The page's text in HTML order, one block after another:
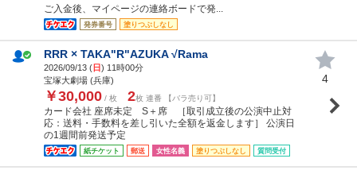
ご入金後、マイページの連絡ボードで発...
発券番号 塗りつぶしなし
RRR × TAKA"R"AZUKA √Rama
2026/09/13 (日) 11時00分
宝塚大劇場 (兵庫)
￥30,000 / 枚 2枚 連番 【バラ売り可】
カード会社 座席未定 S＋席 ［取引成立後の公演中止対
応：送料・手数料を差し引いた全額を返金します］ 公演日
の1週間前発送予定
紙チケット 郵送 女性名義 塗りつぶしなし 質問受付
4